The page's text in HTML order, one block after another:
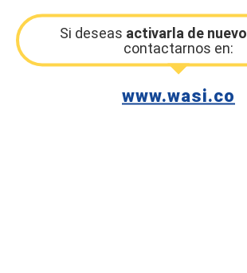
Si deseas activarla de nuevo
contactarnos en:
www.wasi.co